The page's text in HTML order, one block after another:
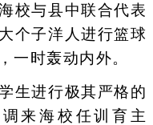
校与县中联合代表
个子洋人进行篮球
一时轰动内外。
进行极其严格的
来海校任训育主